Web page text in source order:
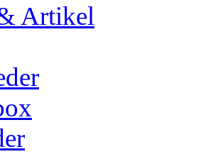
Artikel